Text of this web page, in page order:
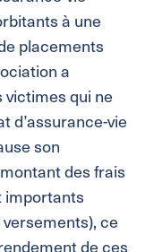
à une
placements
a
qui ne
d’assurance-vie
son
des frais
importants
ce
de ces